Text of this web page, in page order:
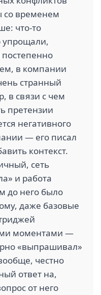
со временем
что-то
упрощали,
в компании
странный
в связи с чем
претензии
негативного
— его писал
контекст.
сеть
и работа
до него было
даже базовые
моментами —
«выпрашивал»
честно
ответ на,
от него